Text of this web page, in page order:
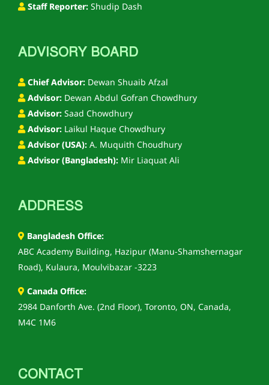
Staff Reporter: Shudip Dash
ADVISORY BOARD
Chief Advisor: Dewan Shuaib Afzal
Advisor: Dewan Abdul Gofran Chowdhury
Advisor: Saad Chowdhury
Advisor: Laikul Haque Chowdhury
Advisor (USA): A. Muquith Choudhury
Advisor (Bangladesh): Mir Liaquat Ali
ADDRESS
Bangladesh Office:
ABC Academy Building, Hazipur (Manu-Shamshernagar
Road), Kulaura, Moulvibazar -3223
Canada Office:
2984 Danforth Ave. (2nd Floor), Toronto, ON, Canada,
M4C 1M6
CONTACT